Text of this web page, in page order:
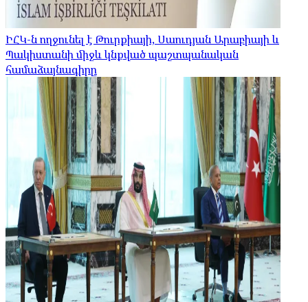
ԻՀԿ-ն ողջունել է Թուրքիայի, Սաուդյան Արաբիայի և
Պակիստանի միջև կնքված պաշտպանական
համաձայնագիրը